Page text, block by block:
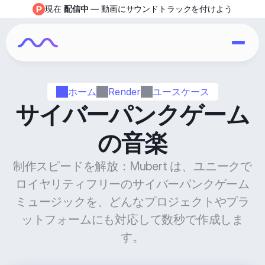
ホーム Render ユースケース
サイバーパンクゲーム
の音楽
制作スピードを解放：Mubert は、ユニークで
ロイヤリティフリーのサイバーパンクゲーム
ミュージックを、どんなプロジェクトやプラ
ットフォームにも対応して数秒で作成しま
す。
現在 配信中 — 動画にサウンドトラックを付けよう